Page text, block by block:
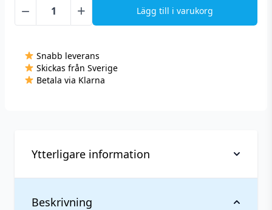
−
Vont
Cola
Ice
mängd
+ Lägg till i varukorg
Snabb leverans
Skickas från Sverige
Betala via Klarna
Beskrivning
Ytterligare information
Vikt